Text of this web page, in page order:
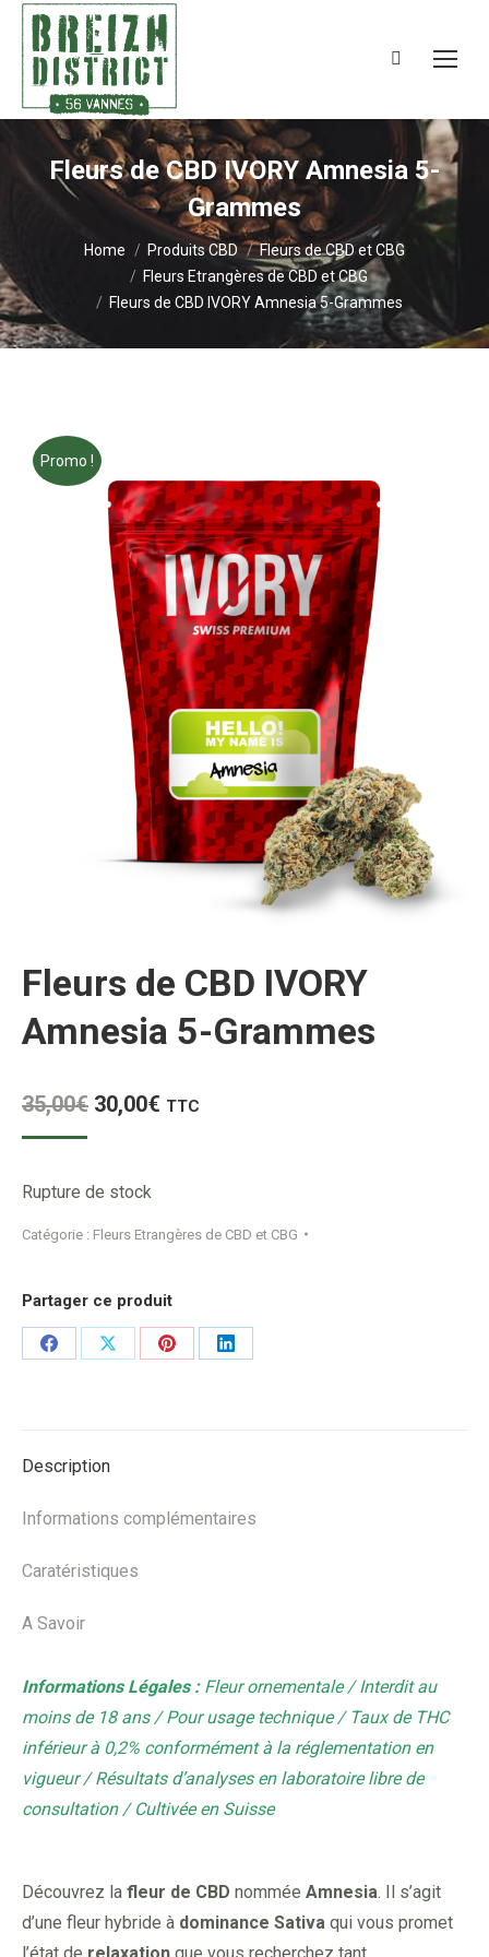
Search:
Fleurs de CBD IVORY Amnesia 5-
Grammes
You are here:
Home Produits CBD
Fleurs de CBD et CBG
Fleurs Etrangères de CBD et CBG
Fleurs de CBD IVORY Amnesia 5-Grammes
Promo !
Fleurs de CBD IVORY
Amnesia 5-Grammes
35,00€ Le
était :
35,00€.
30,00€ Le
30,00€.
TTC
Rupture de stock
Catégorie : Fleurs Etrangères de CBD et CBG
Partager ce produit
Share
Share
Share
Share
Description
Informations complémentaires
Caratéristiques
A Savoir
Informations Légales :Fleur ornementale / Interdit au
moins de 18 ans / Pour usage technique / Taux de THC
inférieur à 0,2% conformément à la réglementation en
vigueur / Résultats d’analyses en laboratoire libre de
consultation / Cultivée en Suisse
Découvrez la fleur de CBD nommée Amnesia. Il s’agit
d’une fleur hybride à dominance Sativa qui vous promet